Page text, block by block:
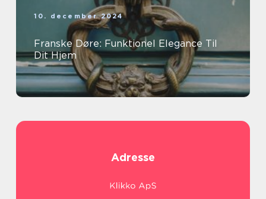
10. december 2024
Franske Døre: Funktionel Elegance Til
Dit Hjem
Adresse